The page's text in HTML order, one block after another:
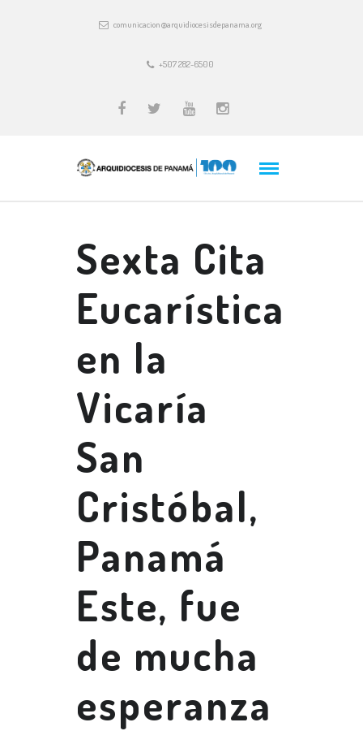
comunicacion@arquidiocesisdepanama.org
+507 282-6500
Sexta Cita
Eucarística
en la
Vicaría
San
Cristóbal,
Panamá
Este, fue
de mucha
esperanza